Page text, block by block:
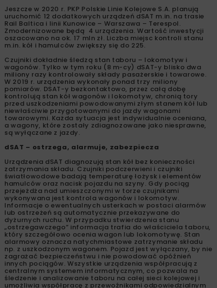
Jeszcze w 2020 r. PKP Polskie Linie Kolejowe S.A. planują
uruchomić 12 dodatkowych urządzeń dSAT m.in. na trasie
Rail Baltica i linii Kunowice – Warszawa – Terespol.
Zmodernizowane będą 4 urządzenia. Wartość inwestycji
oszacowano na ok. 17 mln zł. Liczba miejsc kontroli stanu
m.in. kół i hamulców zwiększy się do 225.
Czujniki dokładnie śledzą stan taboru – lokomotyw i
wagonów. Tylko w tym roku (8 m-cy) dSAT-y blisko dwa
miliony razy kontrolowały składy pasażerskie i towarowe.
W 2019 r. urządzenia wykonały ponad trzy miliony
pomiarów. DSAT-y bezkontaktowo, przez całą dobę
kontrolują stan kół wagonów i lokomotyw, chronią tory
przed uszkodzeniami powodowanymi złym stanem kół lub
niewłaściwie przygotowanymi do jazdy wagonami
towarowymi. Każda sytuacja jest indywidualnie oceniana,
a wagony, które zostały zdiagnozowane jako niesprawne,
są wyłączane z jazdy.
dSAT – ostrzega, alarmuje, zabezpiecza
Urządzenia dSAT diagnozują stan kół bez konieczności
zatrzymania składu. Czujniki podczerwieni i czujniki
światłowodowe badają temperaturę łożysk i elementów
hamulców oraz nacisk pojazdu na szyny. Gdy pociąg
przejeżdża nad umieszczonymi w torze czujnikami
wykonywana jest kontrola wagonów i lokomotyw.
Informacje o ewentualnych usterkach w postaci alarmów
lub ostrzeżeń są automatycznie przekazywane do
dyżurnych ruchu. W przypadku stwierdzenia stanu
„ostrzegawczego” informacja trafia do właściciela taboru,
który szczegółowo ocenia wagon lub lokomotywę. Stan
alarmowy oznacza natychmiastowe zatrzymanie składu
np. z uszkodzonym wagonem. Pojazd jest wyłączany, by nie
zagrażać bezpieczeństwu i nie powodować opóźnień
innych pociągów. Wszystkie urządzenia współpracują z
centralnym systemem informatycznym, co pozwala na
śledzenie i analizowanie taboru na całej sieci kolejowej i
umożliwia współpracę z przewoźnikami odpowiedzialnym